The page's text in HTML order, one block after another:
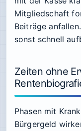
Mitgliedschaft
Beiträge
sonst schnell
Zeiten ohne
Phasen mit
Bürgergeld